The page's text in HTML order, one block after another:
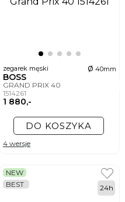
zegarek męski ø 40mm
BOSS
GRAND PRIX 40
1514261
1 880,-
DO KOSZYKA
4 wersje
NEW
BEST
24h